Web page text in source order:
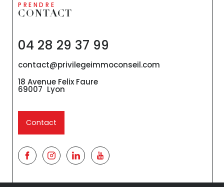
PRENDRE
CONTACT
04 28 29 37 99
contact@privilegeimmoconseil.com
18 Avenue Felix Faure
69007 Lyon
Contact